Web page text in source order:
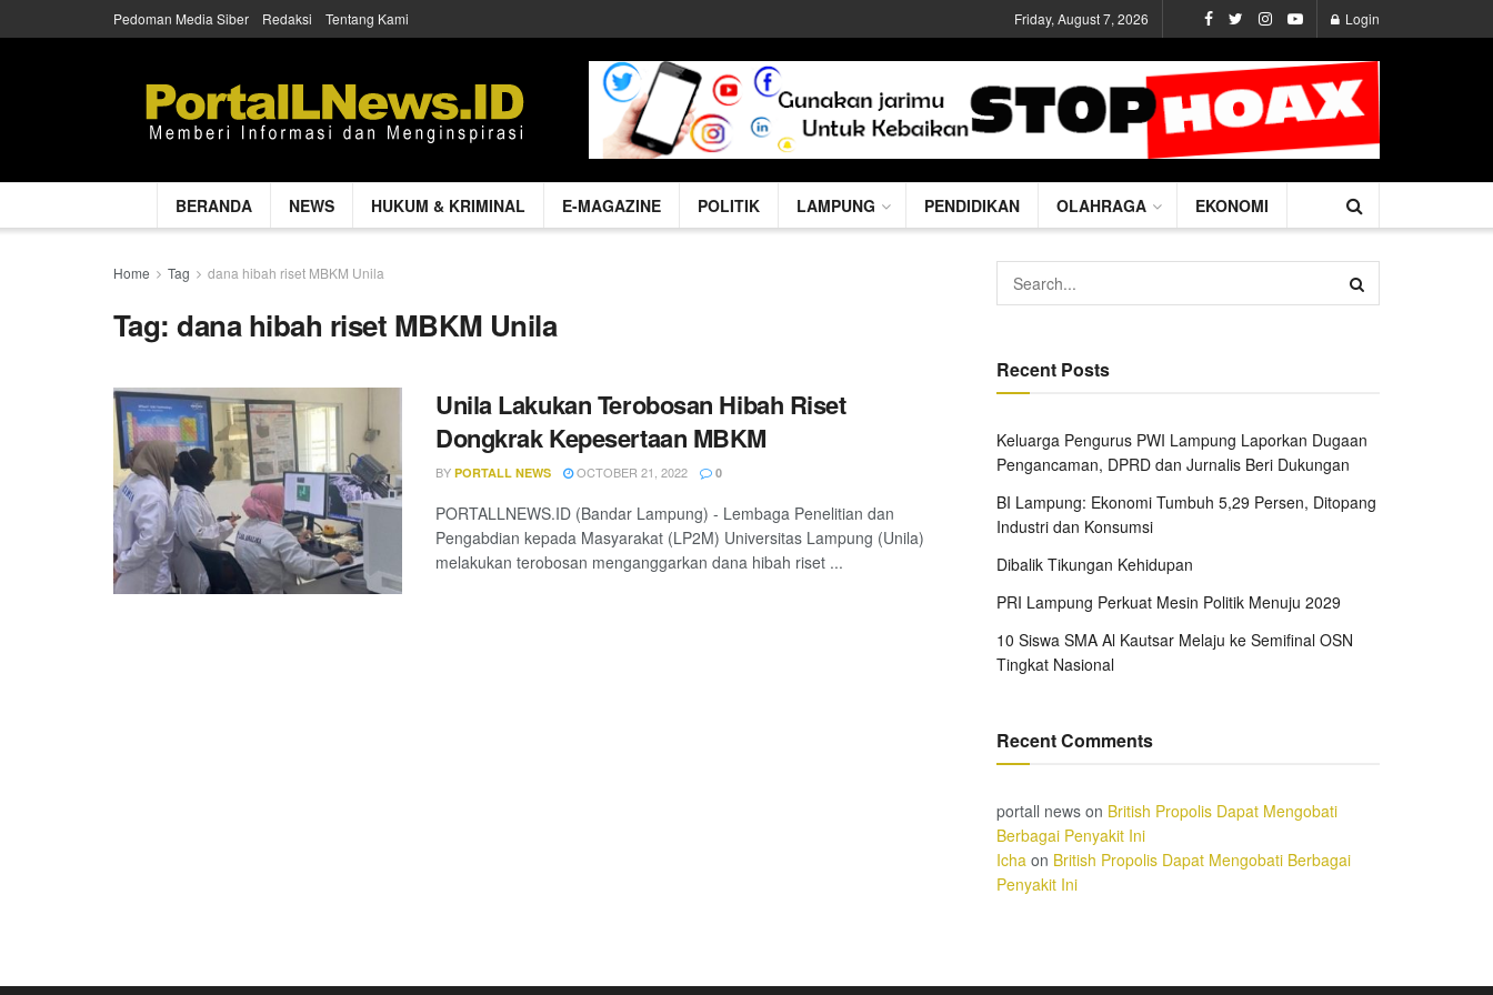
Pedoman Media Siber Redaksi Tentang Kami Friday, August 7, 2026 Login
BERANDA NEWS HUKUM & KRIMINAL E-MAGAZINE POLITIK LAMPUNG PENDIDIKAN OLAHRAGA EKONOMI
Home Tag dana hibah riset MBKM Unila
Tag:dana hibah riset MBKM Unila
Unila Lakukan Terobosan Hibah Riset
Dongkrak Kepesertaan MBKM
BY PORTALL NEWS OCTOBER 21, 2022 0
PORTALLNEWS.ID (Bandar Lampung) - Lembaga Penelitian dan
Pengabdian kepada Masyarakat (LP2M) Universitas Lampung (Unila)
melakukan terobosan menganggarkan dana hibah riset ...
Recent Posts
Keluarga Pengurus PWI Lampung Laporkan Dugaan
Pengancaman, DPRD dan Jurnalis Beri Dukungan
BI Lampung: Ekonomi Tumbuh 5,29 Persen, Ditopang
Industri dan Konsumsi
Dibalik Tikungan Kehidupan
PRI Lampung Perkuat Mesin Politik Menuju 2029
10 Siswa SMA Al Kautsar Melaju ke Semifinal OSN
Tingkat Nasional
Recent Comments
portall news on British Propolis Dapat Mengobati
Berbagai Penyakit Ini
Icha on British Propolis Dapat Mengobati Berbagai
Penyakit Ini